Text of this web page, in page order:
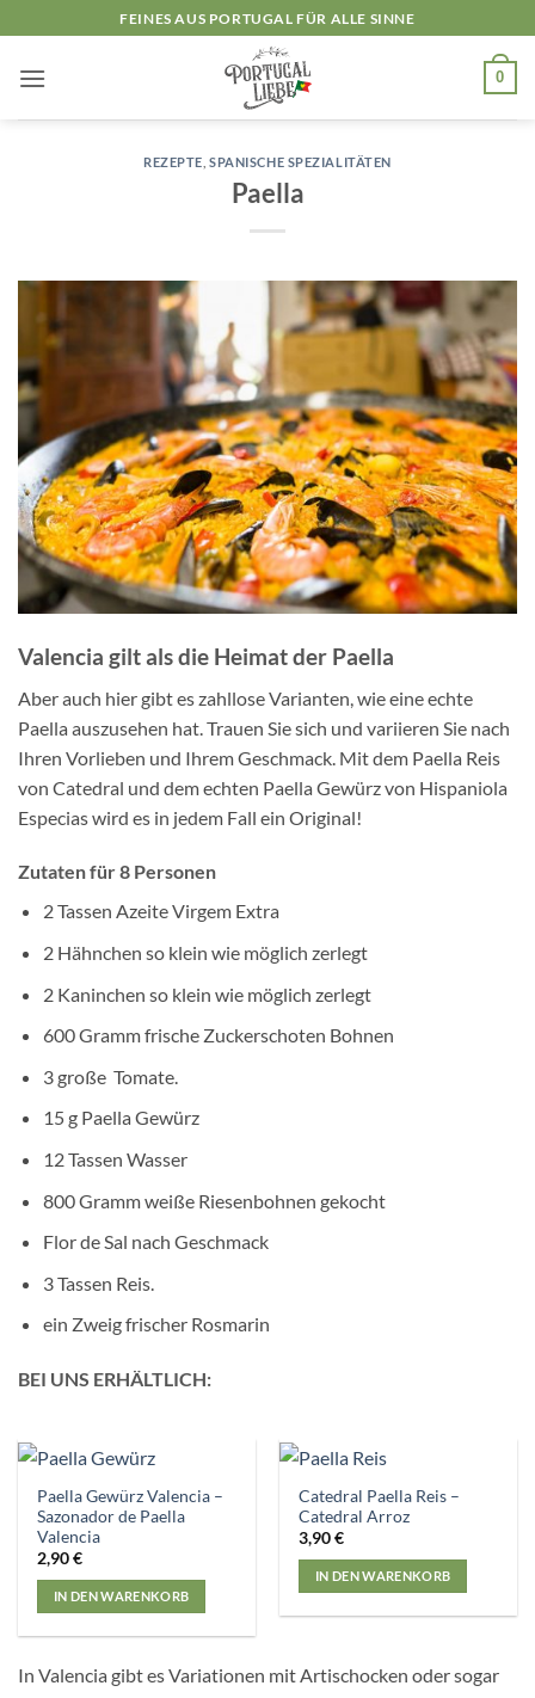
Inhalt
springen
FEINES AUS PORTUGAL FÜR ALLE SINNE
0
REZEPTE ,SPANISCHE SPEZIALITÄTEN
Paella
Valencia gilt als die Heimat der Paella
Aber auch hier gibt es zahllose Varianten, wie eine echte
Paella auszusehen hat. Trauen Sie sich und variieren Sie nach
Ihren Vorlieben und Ihrem Geschmack. Mit dem Paella Reis
von Catedral und dem echten Paella Gewürz von Hispaniola
Especias wird es in jedem Fall ein Original!
Zutaten für 8 Personen
2 Tassen Azeite Virgem Extra
2 Hähnchen so klein wie möglich zerlegt
2 Kaninchen so klein wie möglich zerlegt
600 Gramm frische Zuckerschoten Bohnen
3 große Tomate.
15 g Paella Gewürz
12 Tassen Wasser
800 Gramm weiße Riesenbohnen gekocht
Flor de Sal nach Geschmack
3 Tassen Reis.
ein Zweig frischer Rosmarin
BEI UNS ERHÄLTLICH:
Paella Gewürz Valencia –
Sazonador de Paella
Valencia
2,90€
IN DEN WARENKORB
Catedral Paella Reis –
Catedral Arroz
3,90€
IN DEN WARENKORB
In Valencia gibt es Variationen mit Artischocken oder sogar